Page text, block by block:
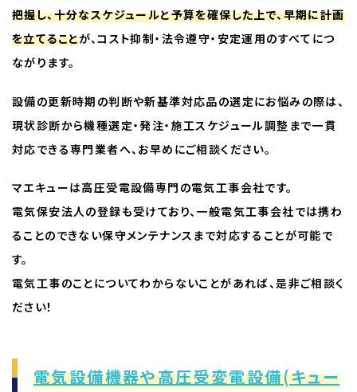
把握し、十分なスケジュールと予算を確保した上で、早期に計画
を立てることが、コスト抑制・法令遵守・安定運用のすべてにつ
ながります。
設備の更新時期の判断や新基準対応品の選定にお悩みの際は、
現状診断から機種選定・発注・施工スケジュール調整まで一貫
対応できる専門業者へ、お早めにご相談ください。
マエキューは高圧受電設備専門の電気工事会社です。
電気保安法人の登録も受けており、一般電気工事会社では携わ
ることのできない保守メンテナンスまで対応することが可能で
す。
電気工事のことについてわからないことがあれば、是非ご相談く
ださい！
電気設備機器や高圧受変電設備(キュー